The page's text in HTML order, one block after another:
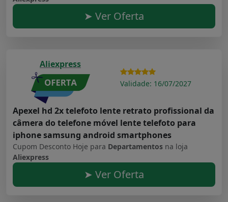
➤ Ver Oferta
Aliexpress
Validade: 16/07/2027
Apexel hd 2x telefoto lente retrato profissional da
câmera do telefone móvel lente telefoto para
iphone samsung android smartphones
Cupom Desconto Hoje para Departamentos na loja
Aliexpress
➤ Ver Oferta